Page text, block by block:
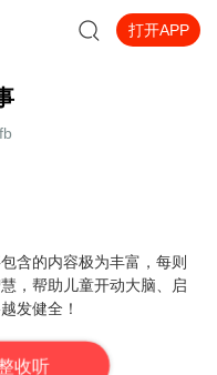
打开APP
含的内容极为丰富，每则
，帮助儿童开动大脑、启
发健全！
收听